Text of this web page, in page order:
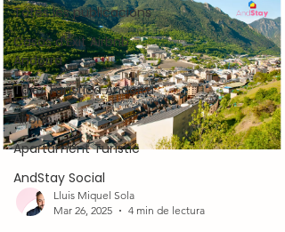
Totes les publicacions
Casos d'Èxit Airbnb
Andorra
Taxa Turística Andorra
Airbnb
Apartament Turístic
AndStay Social
Lluis Miquel Sola
Mar 26, 2025
4 min de lectura